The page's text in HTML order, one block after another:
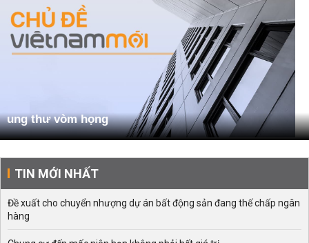
ung thư vòm họng
TIN MỚI NHẤT
Đề xuất cho chuyển nhượng dự án bất động sản đang thế chấp ngân
hàng